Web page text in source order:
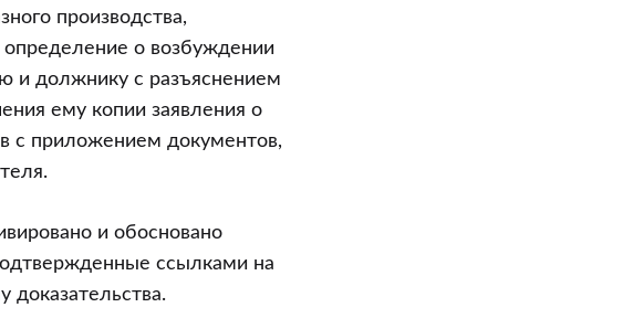
производства,
определение о возбуждении
и должнику с разъяснением
ему копии заявления о
с приложением документов,
и обосновано
ссылками на